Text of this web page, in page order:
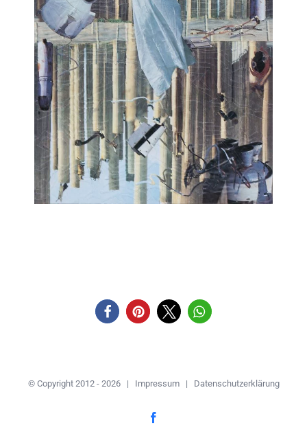
© Copyright 2012 - 2026 | Impressum| Datenschutzerklärung
Facebook